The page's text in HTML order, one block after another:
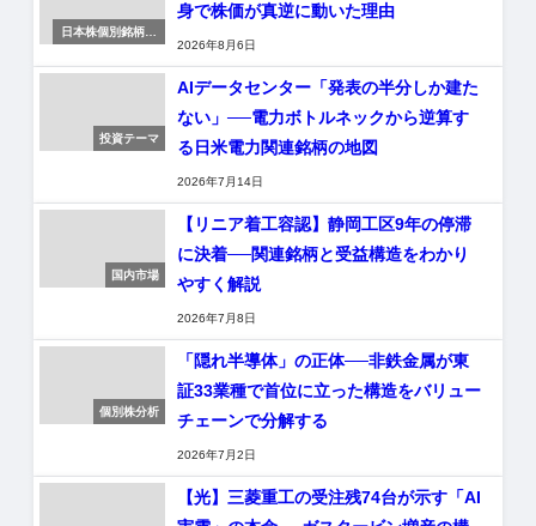
日本株個別銘柄分
身で株価が真逆に動いた理由
2026年8月6日
投資テーマ
AIデータセンター「発表の半分しか建た
ない」──電力ボトルネックから逆算す
る日米電力関連銘柄の地図
2026年7月14日
国内市場
【リニア着工容認】静岡工区9年の停滞
に決着──関連銘柄と受益構造をわかり
やすく解説
2026年7月8日
個別株分析
「隠れ半導体」の正体──非鉄金属が東
証33業種で首位に立った構造をバリュー
チェーンで分解する
2026年7月2日
【光】三菱重工の受注残74台が示す「AI